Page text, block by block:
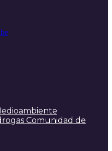
Comunidad de